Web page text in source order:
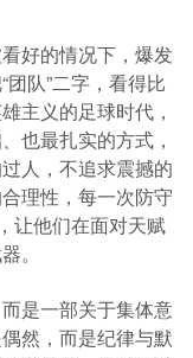
好的情况下，爆发
队”二字，看得比
主义的足球时代，
也最扎实的方式，
人，不追求震撼的
理性，每一次防守
让他们在面对天赋
。
是一部关于集体意
然，而是纪律与默